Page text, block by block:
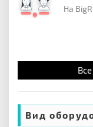
На
Вид